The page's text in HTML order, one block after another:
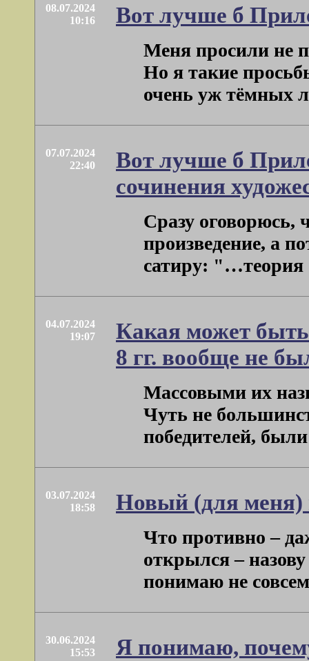
08.07.2024
10:16
Вот лучше б
Меня просили не
Но я такие
очень уж тёмных
07.07.2024
22:40
Вот лучше б
сочинения
Сразу оговорюсь,
произведение, а
сатиру: "…теория
04.07.2024
19:07
Какая может быть
8 гг. вообще не
Массовыми их
Чуть не
победителей,
03.07.2024
18:58
Новый (для меня)
Что противно –
открылся –
понимаю не
30.06.2024
15:53
Я понимаю,